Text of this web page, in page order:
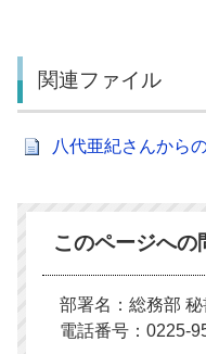
関連ファイル
八代亜紀さんから
このページへの
部署名：総務部
電話番号：0225-